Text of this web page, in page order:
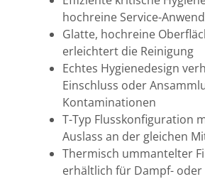
hochreine Service-
Glatte, hochreine
erleichtert die Reinigung
Echtes Hygienedesign
Einschluss oder
Kontaminationen
T-Typ Flusskonfiguration
Auslass an der gleichen
Thermisch ummantelter
erhältlich für Dampf- oder